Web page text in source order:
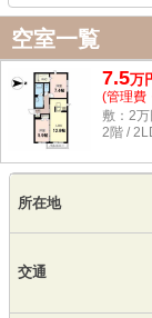
空室一覧
7.5万
(管理費
敷：2
2階 /
所在地
交通